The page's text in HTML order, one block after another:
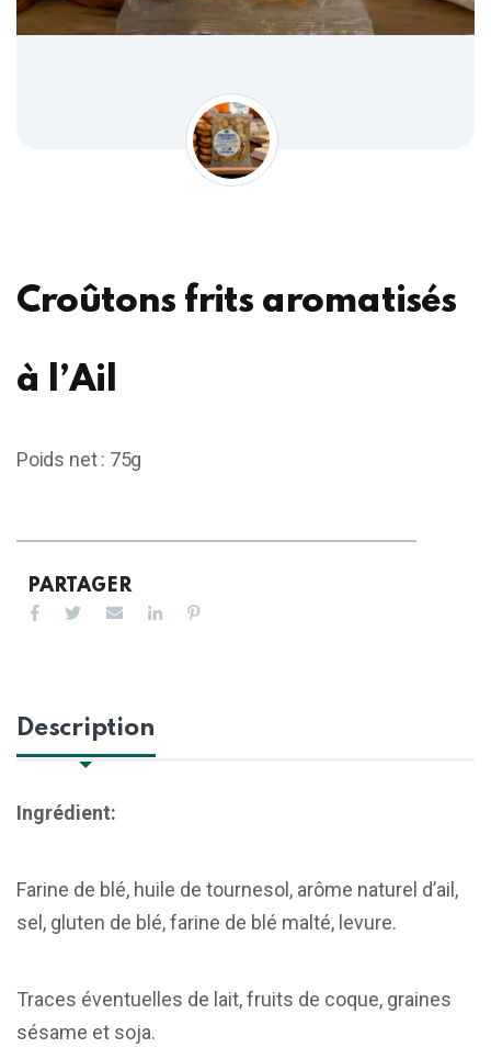
Croûtons frits aromatisés
à l’Ail
Poids net : 75g
PARTAGER
Description
Ingrédient:
Farine de blé, huile de tournesol, arôme naturel d’ail,
sel, gluten de blé, farine de blé malté, levure.
Traces éventuelles de lait, fruits de coque, graines
sésame et soja.